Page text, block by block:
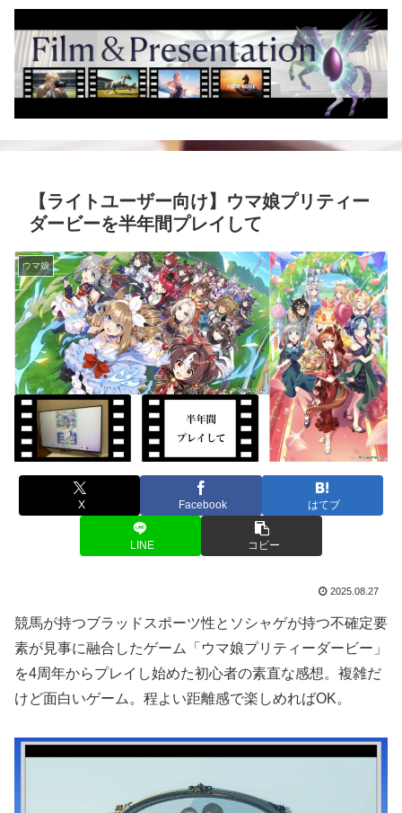
【ライトユーザー向け】ウマ娘プリティー
ダービーを半年間プレイして
ウマ娘
X Facebook はてブ
LINE コピー
2025.08.27
競馬が持つブラッドスポーツ性とソシャゲが持つ不確定要
素が見事に融合したゲーム「ウマ娘プリティーダービー」
を4周年からプレイし始めた初心者の素直な感想。複雑だ
けど面白いゲーム。程よい距離感で楽しめればOK。